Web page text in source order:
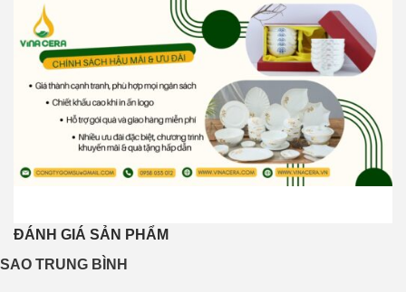
ĐÁNH GIÁ SẢN PHẨM
SAO TRUNG BÌNH